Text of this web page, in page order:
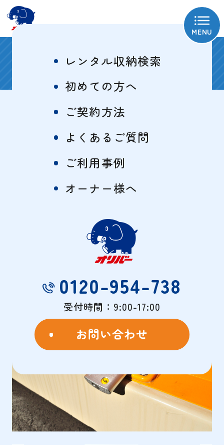
MENU
レンタル収納検索
初めての方へ
ご契約方法
よくあるご質問
ご利用事例
オーナー様へ
0120-954-738
受付時間：9:00-17:00
お問い合わせ
海老名上今泉1号
サイズ・料金表
物件概要
- OVERVIEW -